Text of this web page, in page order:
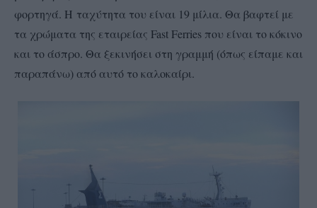
φορτηγά. Η ταχύτητα του είναι 19 μίλια. Θα βαφτεί με
τα χρώματα της εταιρείας Fast Ferries που είναι το κόκινο
και το άσπρο. Θα ξεκινήσει στη γραμμή (όπως είπαμε και
παραπάνω) από αυτό το καλοκαίρι.